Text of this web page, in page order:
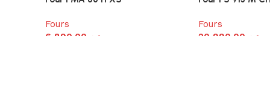
Fours
د.م. 6,890.00
Fours
د.م. 20,990.00